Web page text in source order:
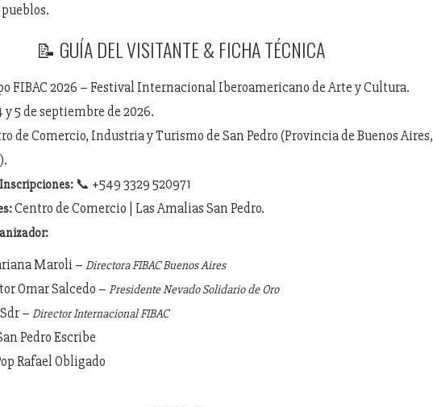
📝 GUÍA DEL VISITANTE & FICHA TÉCNICA
FIBAC 2026 – Festival Internacional Iberoamericano de Arte y Cultura.
y 5 de septiembre de 2026.
de Comercio, Industria y Turismo de San Pedro (Provincia de Buenos Aires,
📞 +549 3329 520971
Centro de Comercio | Las Amalias San Pedro.
Maroli – Directora FIBAC Buenos Aires
Omar Salcedo – Presidente Nevado Solidario de Oro
– Director Internacional FIBAC
Pedro Escribe
Rafael Obligado